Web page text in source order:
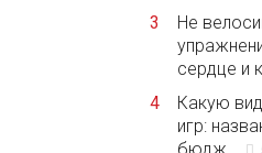
3
Не
сердце и
4
Какую
игр:
бюдж...